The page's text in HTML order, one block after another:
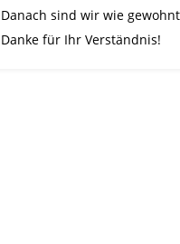
Danach sind wir wie
Danke für Ihr Verständnis!